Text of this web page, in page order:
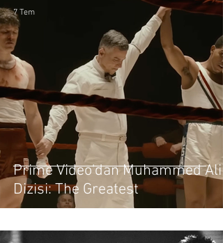
Prime Video'dan Muhammed Ali
Dizisi: The Greatest
7 Tem